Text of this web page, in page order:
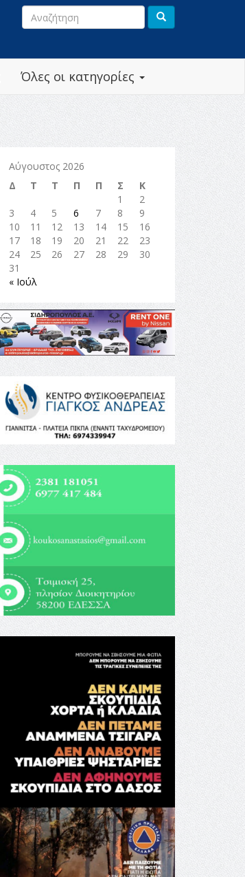
Όλες οι κατηγορίες
Αύγουστος 2026
Δ
Τ Τ Π Π Σ
Κ
1
2
3
4 5 6 7 8
9
10
11 12 13 14 15
16
17
18 19 20 21 22
23
24
25 26 27 28 29
30
31
« Ιούλ